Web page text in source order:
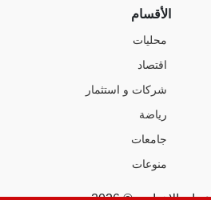
الأقسام
محليات
اقتصاد
شركات و استثمار
رياضة
جامعات
منوعات